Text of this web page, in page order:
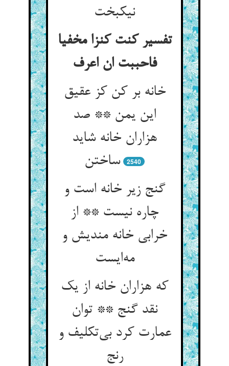
نیکبخت
تفسیر کنت کنزا مخفیا
فاحببت ان اعرف
خانه بر کن کز عقیق
این یمن ** صد
هزاران خانه شاید
ساختن
2540
گنج زیر خانه است و
چاره نیست ** از
خرابی خانه مندیش و
مه‌ایست
که هزاران خانه از یک
نقد گنج ** توان
عمارت کرد بی‌تکلیف و
رنج